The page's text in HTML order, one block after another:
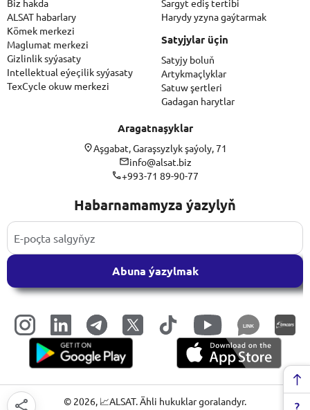
Biz hakda
ALSAT habarlary
Kömek merkezi
Maglumat merkezi
Gizlinlik syýasaty
Intellektual eýeçilik syýasaty
TexCycle okuw merkezi
Sargyt ediş tertibi
Harydy yzyna gaýtarmak
Satyjylar üçin
Satyjy boluň
Artykmaçlyklar
Satuw şertleri
Gadagan harytlar
Aragatnaşyklar
Aşgabat, Garaşsyzlyk şaýoly, 71
info@alsat.biz
+993-71 89-90-77
Habarnamamyza ýazylyň
Abuna ýazylmak
LINK
© 2026, 📈ALSAT. Ähli hukuklar goralandyr.